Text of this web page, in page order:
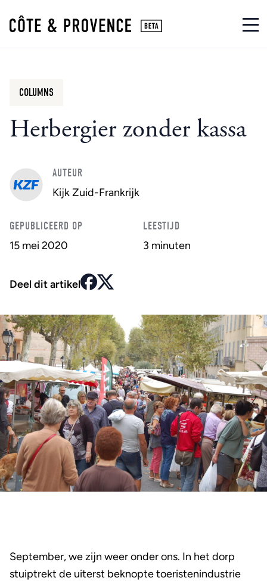
Herbergier zonder kassa
COLUMNS
AUTEUR
Kijk Zuid-Frankrijk
GEPUBLICEERD OP
15 mei 2020
LEESTIJD
3 minuten
Deel dit artikel
September, we zijn weer onder ons. In het dorp
stuiptrekt de uiterst beknopte toeristenindustrie